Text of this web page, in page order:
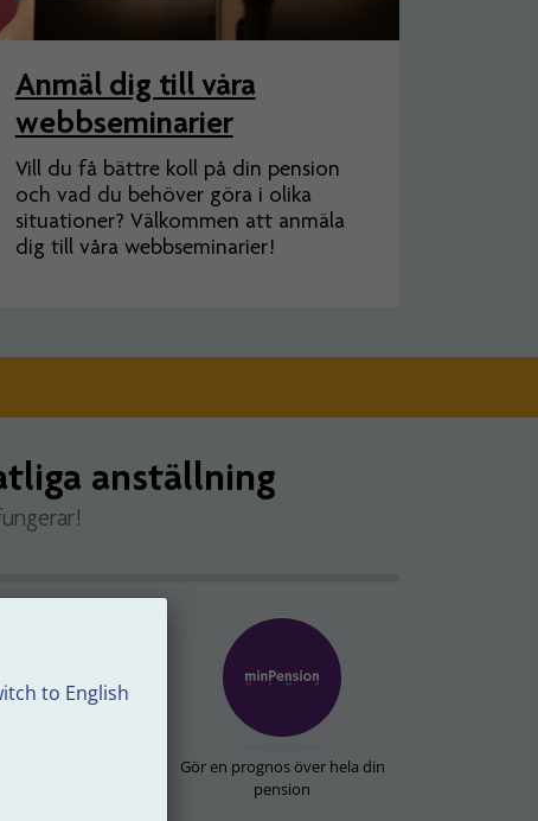
to English
Anmäl dig till våra
webbseminarier
Vill du få bättre koll på din pension
och vad du behöver göra i olika
situationer? Välkommen att anmäla
dig till våra webbseminarier!
anställning
Gör en prognos över hela din
pension